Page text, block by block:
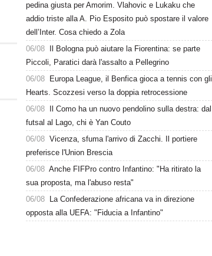
pedina giusta per Amorim. Vlahovic e Lukaku che
addio triste alla A. Pio Esposito può spostare il valore
dell’Inter. Cosa chiedo a Zola
06/08
Il Bologna può aiutare la Fiorentina: se parte
Piccoli, Paratici darà l'assalto a Pellegrino
06/08
Europa League, il Benfica gioca a tennis con gli
Hearts. Scozzesi verso la doppia retrocessione
06/08
Il Como ha un nuovo pendolino sulla destra: dal
futsal al Lago, chi è Yan Couto
06/08 Vicenza, sfuma l'arrivo di Zacchi. Il portiere
preferisce l'Union Brescia
06/08 Anche FIFPro contro Infantino: "Ha ritirato la
sua proposta, ma l'abuso resta"
06/08
La Confederazione africana va in direzione
opposta alla UEFA: "Fiducia a Infantino"